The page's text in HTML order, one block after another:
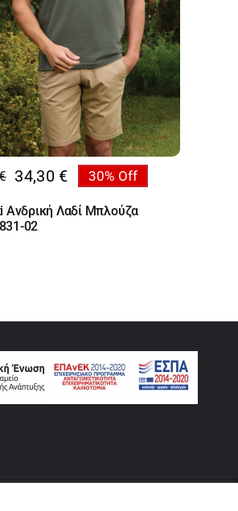
34,30 € 30% Off
Ανδρική Λαδί Μπλούζα
02